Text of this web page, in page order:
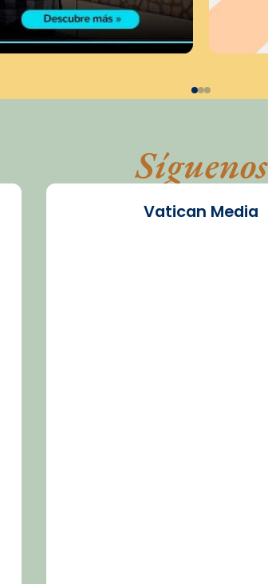
Síguenos
Vatican Media